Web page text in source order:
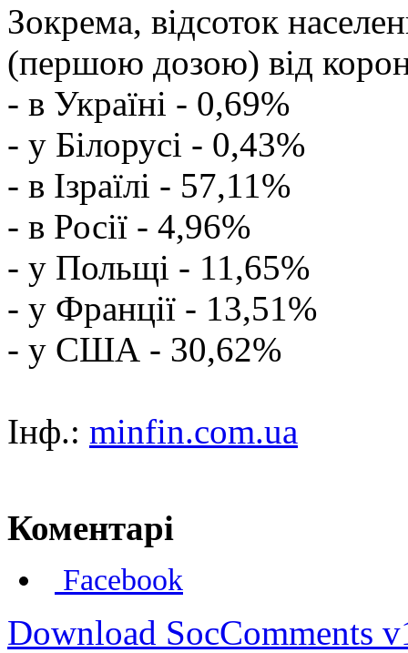
Зокрема, відсоток
(першою дозою) від
- в Україні - 0,69%
- у Білорусі - 0,43%
- в Ізраїлі - 57,11%
- в Росії - 4,96%
- у Польщі - 11,65%
- у Франції - 13,51%
- у США - 30,62%
Інф.: minfin.com.ua
Коментарі
Facebook
Download SocComments